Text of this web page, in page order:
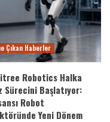
Çıkan Haberler
Robotics Halka
Sürecini Başlatıyor:
Robot
Yeni Dönem